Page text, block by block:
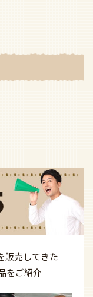
販売してきた
をご紹介